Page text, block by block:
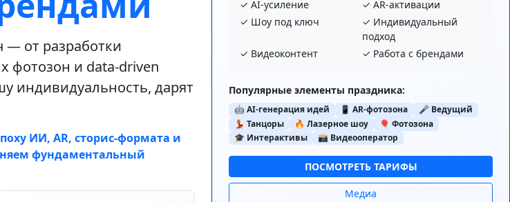
от разработки
фотозон и data‑driven
индивидуальность, дарят
ИИ, AR, сторис‑формата и
фундаментальный
✓ AI‑усиление
✓ AR‑активации
✓ Шоу под ключ
✓ Индивидуальный
подход
✓ Видеоконтент
✓ Работа с брендами
Популярные элементы праздника:
🤖 AI‑генерация идей 📱 AR‑фотозона
🎤 Ведущий
💃 Танцоры
🔥 Лазерное шоу
🎈 Фотозона
🎓 Интерактивы
📸 Видеооператор
ПОСМОТРЕТЬ ТАРИФЫ
Медиа